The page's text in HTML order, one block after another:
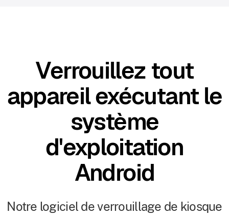
Verrouillez tout
appareil exécutant le
système
d'exploitation
Android
Notre logiciel de verrouillage de kiosque